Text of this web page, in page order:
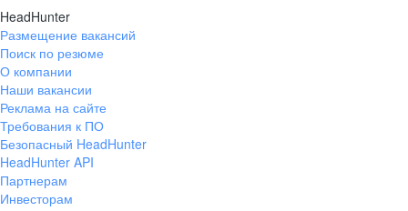
HeadHunter
Размещение вакансий
Поиск по резюме
О компании
Наши вакансии
Реклама на сайте
Требования к ПО
Безопасный HeadHunter
HeadHunter API
Партнерам
Инвесторам